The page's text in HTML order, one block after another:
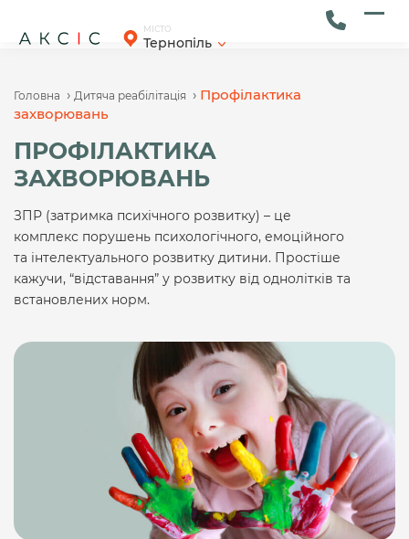
content
МІСТО
Тернопіль
Головна › Дитяча реабілітація › Профілактика
захворювань
ПРОФІЛАКТИКА
ЗАХВОРЮВАНЬ
ЗПР (затримка психічного розвитку) – це
комплекс порушень психологічного, емоційного
та інтелектуального розвитку дитини. Простіше
кажучи, “відставання” у розвитку від однолітків та
встановлених норм.